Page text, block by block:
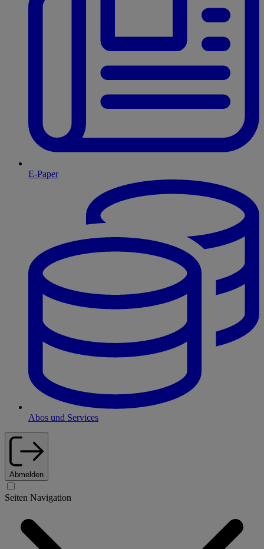
E-Paper
Abos und Services
Abmelden
Seiten Navigation